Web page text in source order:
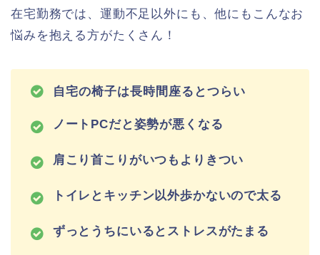
在宅勤務では、運動不足以外にも、他にもこんなお
悩みを抱える方がたくさん！
自宅の椅子は長時間座るとつらい
ノートPCだと姿勢が悪くなる
肩こり首こりがいつもよりきつい
トイレとキッチン以外歩かないので太る
ずっとうちにいるとストレスがたまる